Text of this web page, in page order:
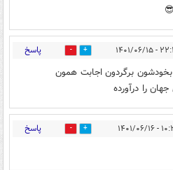
۰۶/۱۵ 1 پاسخ
برگردون اجابت همون
را درآورده
۰۶/۱۶ 0 پاسخ